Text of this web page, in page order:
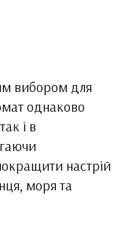
вибором для
однаково
і в
настрій
моря та